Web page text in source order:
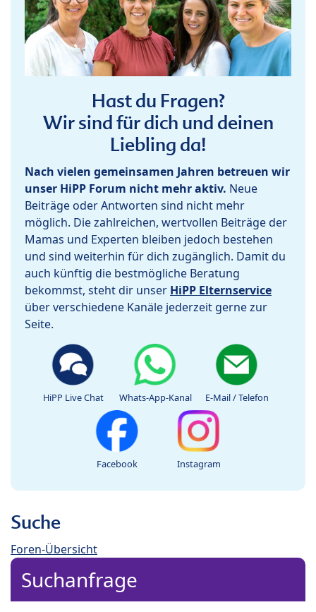
Hast du Fragen?
Wir sind für dich und deinen
Liebling da!
Nach vielen gemeinsamen Jahren betreuen wir
unser HiPP Forum nicht mehr aktiv. Neue
Beiträge oder Antworten sind nicht mehr
möglich. Die zahlreichen, wertvollen Beiträge der
Mamas und Experten bleiben jedoch bestehen
und sind weiterhin für dich zugänglich. Damit du
auch künftig die bestmögliche Beratung
bekommst, steht dir unser HiPP Elternservice
über verschiedene Kanäle jederzeit gerne zur
Seite.
HiPP Live Chat Whats-App-Kanal E-Mail / Telefon
Facebook Instagram
Suche
Foren-Übersicht
Suchanfrage